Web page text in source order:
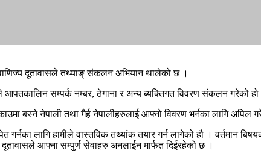
दूतावासले तथ्याङ् संकलन अभियान थालेको छ ।
सम्पर्क नम्बर, ठेगाना र अन्य ब्यक्तिगत विवरण संकलन गरेको हो
बस्ने नेपाली तथा गैर्ह नेपालीहरुलाई आफ्नो विवरण भर्नका लागि अपिल
लागि हामीले वास्तविक तथ्यांक तयार गर्न लागेको हौ । वर्तमान
आफ्ना सम्पुर्ण सेवाहरु अनलाईन मार्फत दिईरहेको छ ।